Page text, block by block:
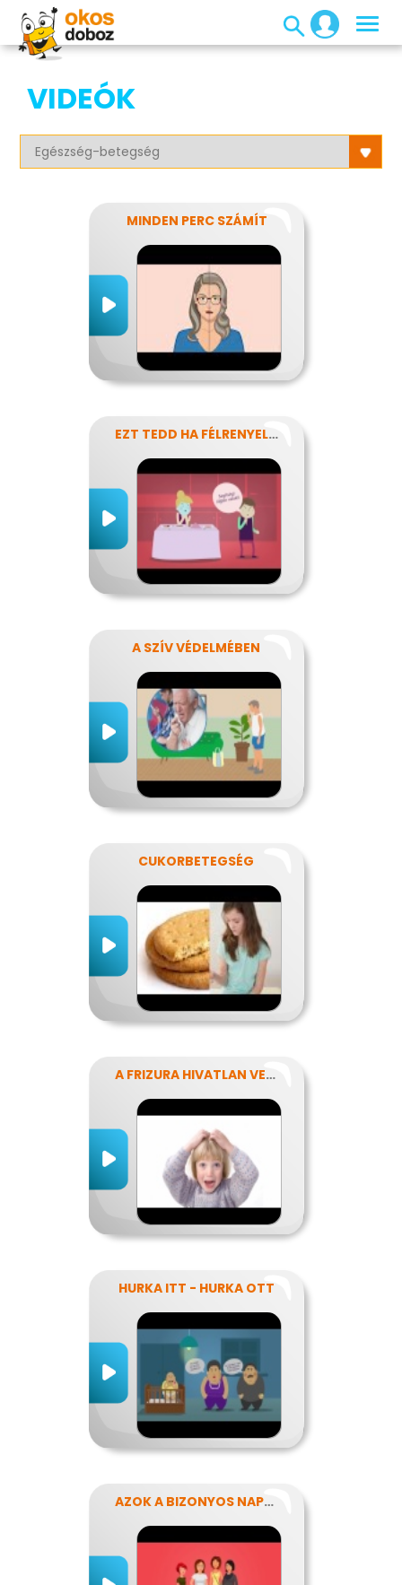
VIDEÓK
MINDEN PERC SZÁMÍT
EZT TEDD HA FÉLRENYELT VALAKI
A SZÍV VÉDELMÉBEN
CUKORBETEGSÉG
A FRIZURA HIVATLAN VENDÉGEI - A FEJTETVEK
HURKA ITT - HURKA OTT
AZOK A BIZONYOS NAPOK